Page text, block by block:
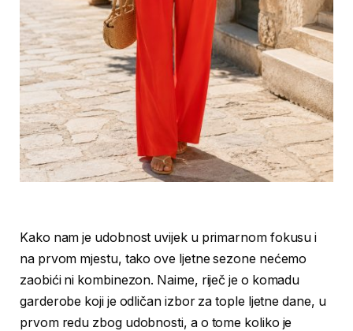
Kako nam je udobnost uvijek u primarnom fokusu i
na prvom mjestu, tako ove ljetne sezone nećemo
zaobići ni kombinezon. Naime, riječ je o komadu
garderobe koji je odličan izbor za tople ljetne dane, u
prvom redu zbog udobnosti, a o tome koliko je